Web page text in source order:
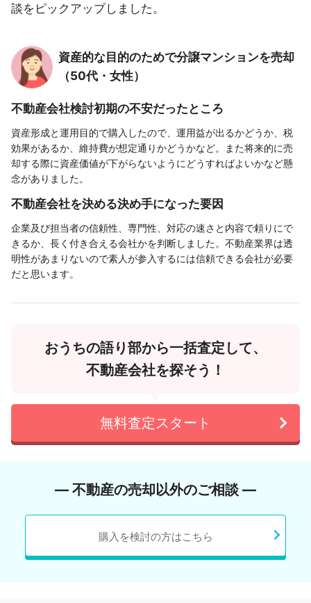
談をピックアップしました。
資産的な目的のためで分譲マンションを売却
（50代・女性）
不動産会社検討初期の不安だったところ
資産形成と運用目的で購入したので、運用益が出るかどうか、税
効果があるか、維持費が想定通りかどうかなど。また将来的に売
却する際に資産価値が下がらないようにどうすればよいかなど懸
念がありました。
不動産会社を決める決め手になった要因
企業及び担当者の信頼性、専門性、対応の速さと内容で頼りにで
きるか、長く付き合える会社かを判断しました。不動産業界は透
明性があまりないので素人が参入するには信頼できる会社が必要
だと思います。
おうちの語り部から一括査定して、
不動産会社を探そう！
無料査定スタート
― 不動産の売却以外のご相談 ―
購入を検討の方はこちら